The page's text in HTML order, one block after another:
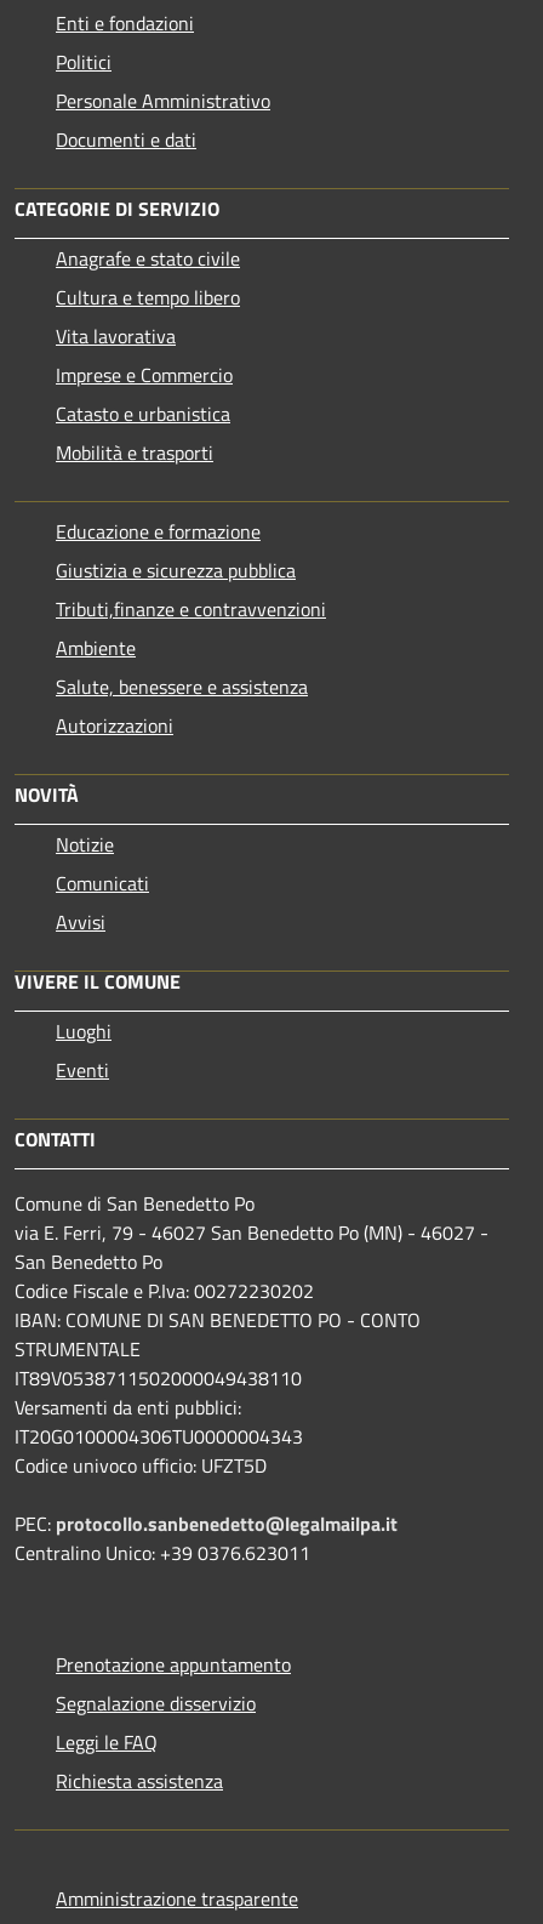
Enti e fondazioni
Politici
Personale Amministrativo
Documenti e dati
CATEGORIE DI SERVIZIO
Anagrafe e stato civile
Cultura e tempo libero
Vita lavorativa
Imprese e Commercio
Catasto e urbanistica
Mobilità e trasporti
Educazione e formazione
Giustizia e sicurezza pubblica
Tributi,finanze e contravvenzioni
Ambiente
Salute, benessere e assistenza
Autorizzazioni
NOVITÀ
Notizie
Comunicati
Avvisi
VIVERE IL COMUNE
Luoghi
Eventi
CONTATTI
Comune di San Benedetto Po
via E. Ferri, 79 - 46027 San Benedetto Po (MN) - 46027 -
San Benedetto Po
Codice Fiscale e P.Iva: 00272230202
IBAN: COMUNE DI SAN BENEDETTO PO - CONTO
STRUMENTALE
IT89V0538711502000049438110
Versamenti da enti pubblici:
IT20G0100004306TU0000004343
Codice univoco ufficio: UFZT5D
PEC: protocollo.sanbenedetto@legalmailpa.it
Centralino Unico: +39 0376.623011
Prenotazione appuntamento
Segnalazione disservizio
Leggi le FAQ
Richiesta assistenza
Amministrazione trasparente